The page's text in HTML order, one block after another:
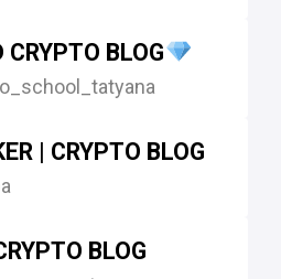
CRYPTO BLOG
| CRYPTO BLOG
BLOG